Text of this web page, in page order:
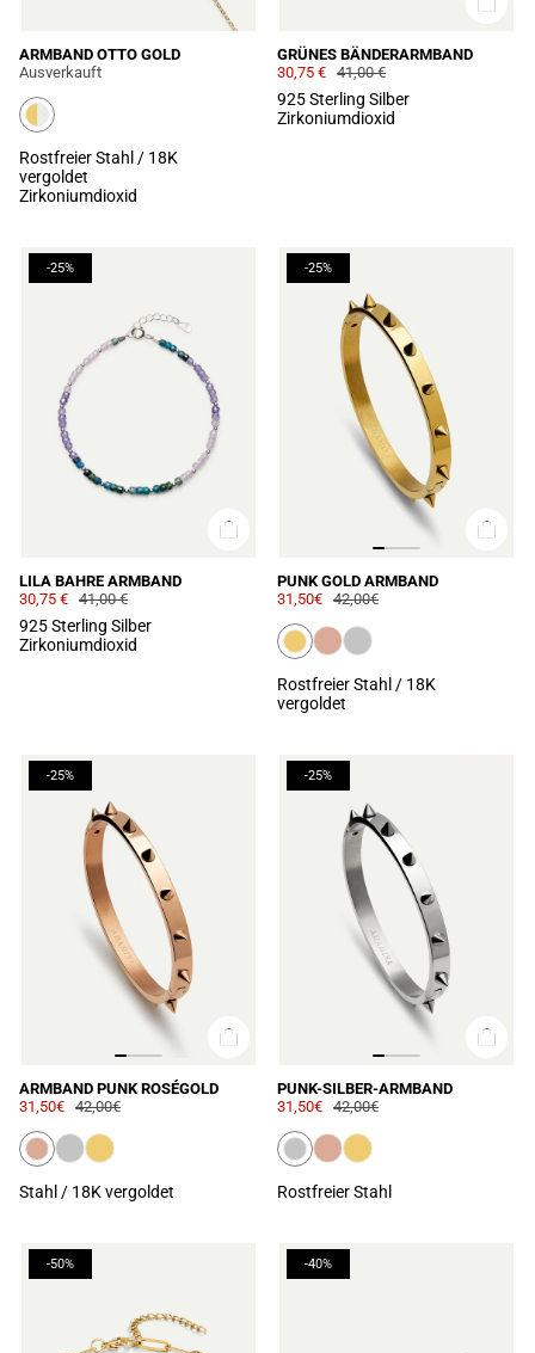
ARMBAND OTTO GOLD
Ausverkauft
Rostfreier Stahl / 18K
vergoldet
Zirkoniumdioxid
GRÜNES BÄNDERARMBAND
30,75 € 41,00 €
925 Sterling Silber
Zirkoniumdioxid
-25%
LILA BAHRE ARMBAND
30,75 € 41,00 €
925 Sterling Silber
Zirkoniumdioxid
-25%
PUNK GOLD ARMBAND
31,50€ 42,00€
Rostfreier Stahl / 18K
vergoldet
-25%
ARMBAND PUNK ROSÉGOLD
31,50€ 42,00€
Stahl / 18K vergoldet
-25%
PUNK-SILBER-ARMBAND
31,50€ 42,00€
Rostfreier Stahl
-50% -40%